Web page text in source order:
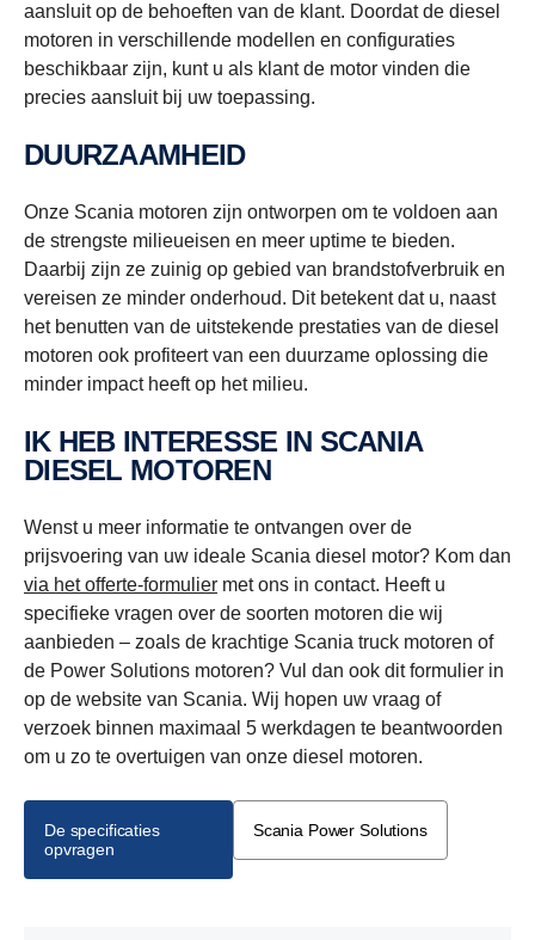
aansluit op de behoeften van de klant. Doordat de diesel
motoren in verschillende modellen en configuraties
beschikbaar zijn, kunt u als klant de motor vinden die
precies aansluit bij uw toepassing.
DUURZAAMHEID
Onze Scania motoren zijn ontworpen om te voldoen aan
de strengste milieueisen en meer uptime te bieden.
Daarbij zijn ze zuinig op gebied van brandstofverbruik en
vereisen ze minder onderhoud. Dit betekent dat u, naast
het benutten van de uitstekende prestaties van de diesel
motoren ook profiteert van een duurzame oplossing die
minder impact heeft op het milieu.
IK HEB INTERESSE IN SCANIA
DIESEL MOTOREN
Wenst u meer informatie te ontvangen over de
prijsvoering van uw ideale Scania diesel motor? Kom dan
via het offerte-formulier met ons in contact. Heeft u
specifieke vragen over de soorten motoren die wij
aanbieden – zoals de krachtige Scania truck motoren of
de Power Solutions motoren? Vul dan ook dit formulier in
op de website van Scania. Wij hopen uw vraag of
verzoek binnen maximaal 5 werkdagen te beantwoorden
om u zo te overtuigen van onze diesel motoren.
De specificaties
opvragen
Scania Power Solutions